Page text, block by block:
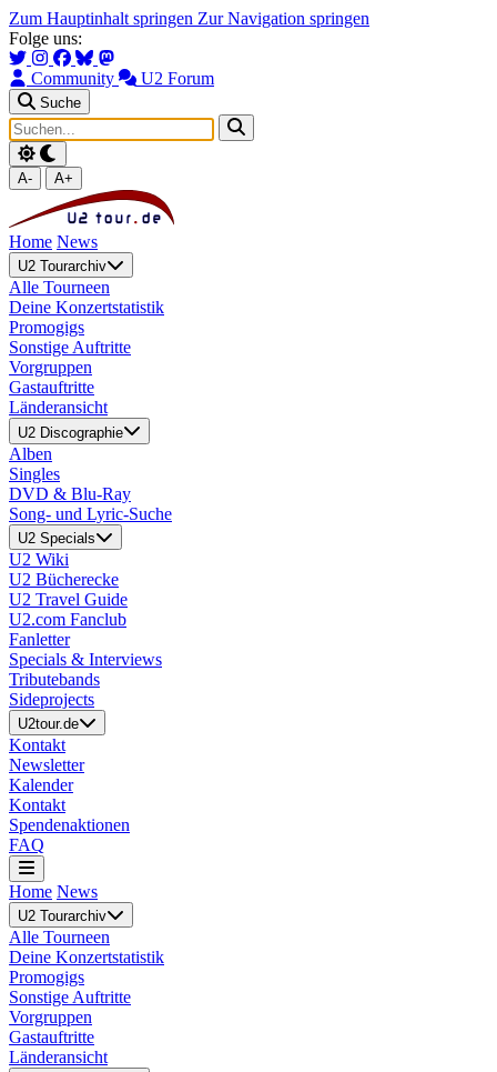
Zum Hauptinhalt springen Zur Navigation springen
Folge uns:
Community U2 Forum
Suche
A- A+
Home News
U2 Tourarchiv
Alle Tourneen
Deine Konzertstatistik
Promogigs
Sonstige Auftritte
Vorgruppen
Gastauftritte
Länderansicht
U2 Discographie
Alben
Singles
DVD & Blu-Ray
Song- und Lyric-Suche
U2 Specials
U2 Wiki
U2 Bücherecke
U2 Travel Guide
U2.com Fanclub
Fanletter
Specials & Interviews
Tributebands
Sideprojects
U2tour.de
Kontakt
Newsletter
Kalender
Kontakt
Spendenaktionen
FAQ
Home News
U2 Tourarchiv
Alle Tourneen
Deine Konzertstatistik
Promogigs
Sonstige Auftritte
Vorgruppen
Gastauftritte
Länderansicht